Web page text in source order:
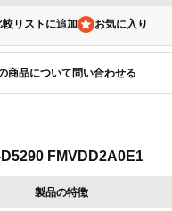
較リストに追加
商品について問い合わせる
FMVDD2A0E1
製品の特徴